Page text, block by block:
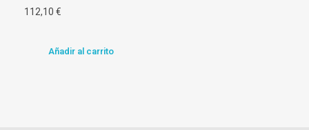
112,10 €
Añadir al carrito